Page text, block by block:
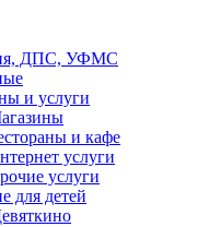
ДПС, УФМС
и услуги
и кафе
услуги
услуги
для детей